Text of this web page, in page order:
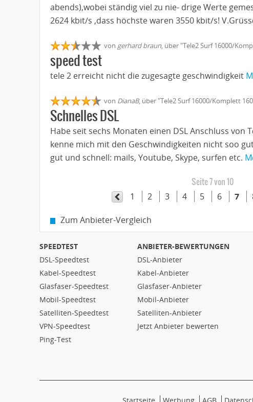
abends),wobei ständig viel zu nie- drige Werte
2624 kbit/s ,dass höchste waren 3550 kbit/s!
von gerhard braun , über "Tele2 Surf 16000/
speed test
tele 2 erreicht nicht die zugesagte geschwindigkeit
von DianaB, über "Tele2 Surf 16000/Komplett
Schnelles DSL
Habe seit sechs Monaten einen DSL Anschluss von
kenne mich mit den Geschwindigkeiten nicht soo
gut und schnell: mails, Youtube, Skype, surfen etc.
Seite 7 von 10
1 2 3 4 5 6 7
Zum Anbieter-Vergleich
SPEEDTEST
DSL-Speedtest
Kabel-Speedtest
Glasfaser-Speedtest
Mobil-Speedtest
Satelliten-Speedtest
VPN-Speedtest
Ping-Test
ANBIETER-BEWERTUNGEN
DSL-Anbieter
Kabel-Anbieter
Glasfaser-Anbieter
Mobil-Anbieter
Satelliten-Anbieter
Jetzt Anbieter bewerten
Startseite Werbung AGB